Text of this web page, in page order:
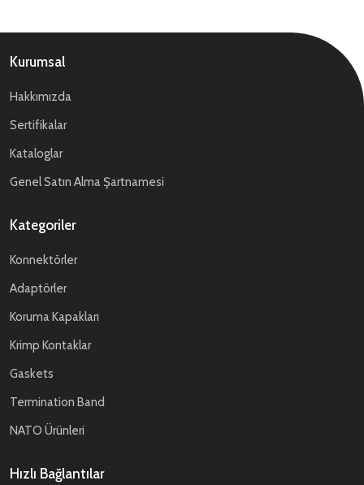
Kurumsal
Hakkımızda
Sertifikalar
Kataloglar
Genel Satın Alma Şartnamesi
Kategoriler
Konnektörler
Adaptörler
Koruma Kapakları
Krimp Kontaklar
Gaskets
Termination Band
NATO Ürünleri
Hızlı Bağlantılar